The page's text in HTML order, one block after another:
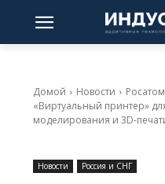
Домой Новости
«Виртуальный принтер»
моделирования и 3D-
Новости Россия и СНГ